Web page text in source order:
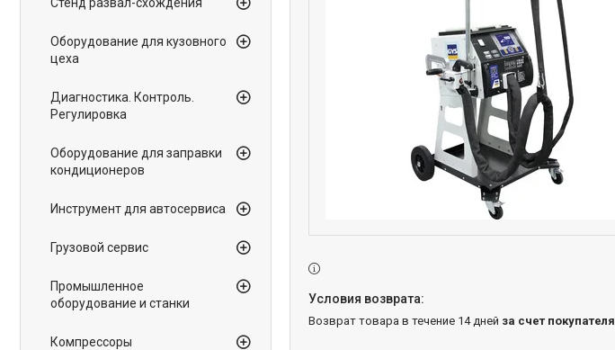
возврат товара в течение 14 дней за счет покупателя
Оборудование для кузовного
цеха
Диагностика. Контроль.
Регулировка
Оборудование для заправки
кондиционеров
Инструмент для автосервиса
Грузовой сервис
Промышленное
оборудование и станки
Компрессоры